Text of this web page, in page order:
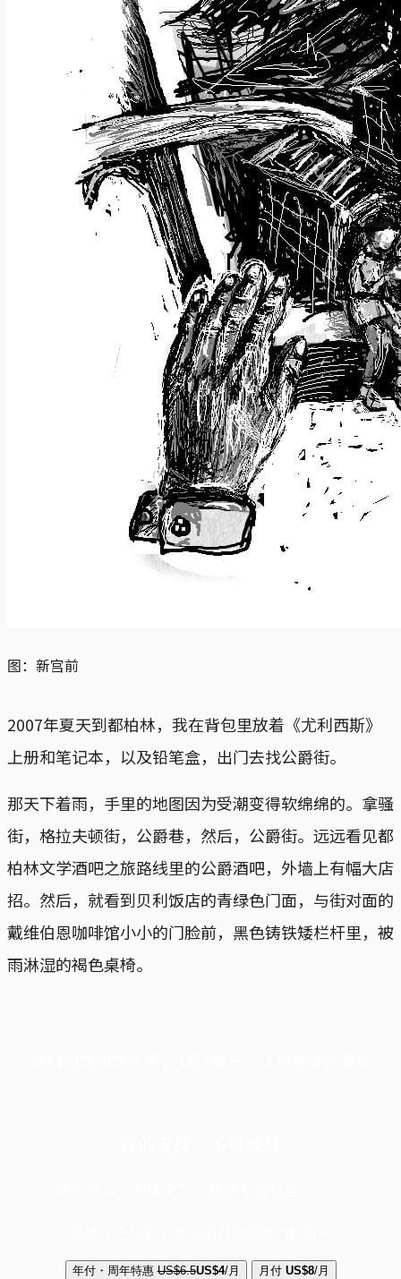
图：新宫前
2007年夏天到都柏林，我在背包里放着《尤利西斯》
上册和笔记本，以及铅笔盒，出门去找公爵街。
那天下着雨，手里的地图因为受潮变得软绵绵的。拿骚
街，格拉夫顿街，公爵巷，然后，公爵街。远远看见都
柏林文学酒吧之旅路线里的公爵酒吧，外墙上有幅大店
招。然后，就看到贝利饭店的青绿色门面，与街对面的
戴维伯恩咖啡馆小小的门脸前，黑色铸铁矮栏杆里，被
雨淋湿的褐色桌椅。
年付・周年特惠 US$6.5US$4/月 月付 US$8/月